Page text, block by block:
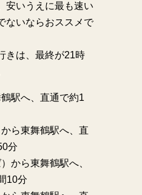
安いうえに最も速い
ないならおススメで
きは、最終が21時
駅へ、直通で約1
ら東舞鶴駅へ、直
分
から東舞鶴駅へ、
10分